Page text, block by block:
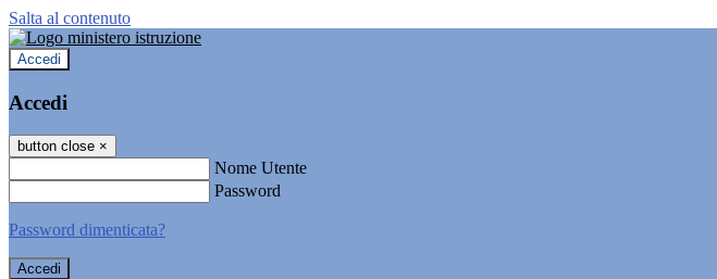
Salta al contenuto
Accedi
Accedi
button close ×
Nome Utente
Password
Password dimenticata?